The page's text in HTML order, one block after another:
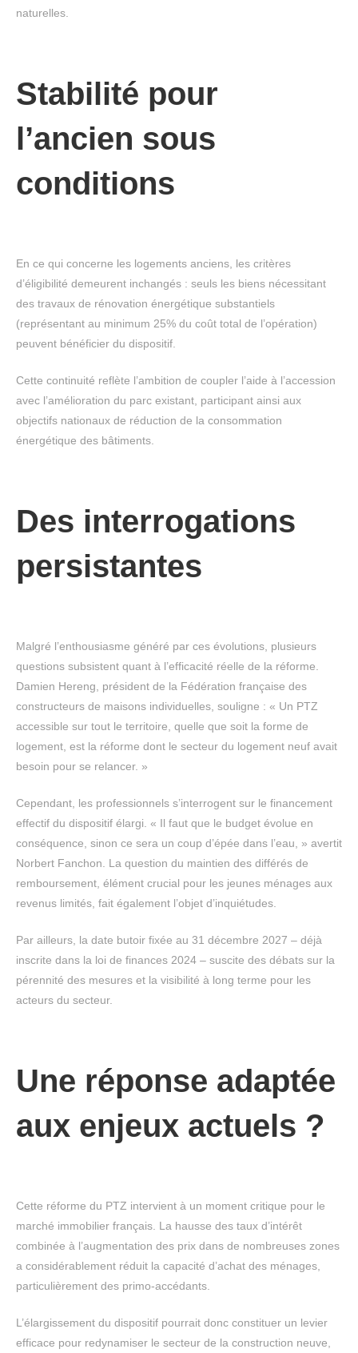
naturelles.
Stabilité pour
l’ancien sous
conditions
En ce qui concerne les logements anciens, les critères
d’éligibilité demeurent inchangés : seuls les biens nécessitant
des travaux de rénovation énergétique substantiels
(représentant au minimum 25% du coût total de l’opération)
peuvent bénéficier du dispositif.
Cette continuité reflète l’ambition de coupler l’aide à l’accession
avec l’amélioration du parc existant, participant ainsi aux
objectifs nationaux de réduction de la consommation
énergétique des bâtiments.
Des interrogations
persistantes
Malgré l’enthousiasme généré par ces évolutions, plusieurs
questions subsistent quant à l’efficacité réelle de la réforme.
Damien Hereng, président de la Fédération française des
constructeurs de maisons individuelles, souligne : « Un PTZ
accessible sur tout le territoire, quelle que soit la forme de
logement, est la réforme dont le secteur du logement neuf avait
besoin pour se relancer. »
Cependant, les professionnels s’interrogent sur le financement
effectif du dispositif élargi. « Il faut que le budget évolue en
conséquence, sinon ce sera un coup d’épée dans l’eau, » avertit
Norbert Fanchon. La question du maintien des différés de
remboursement, élément crucial pour les jeunes ménages aux
revenus limités, fait également l’objet d’inquiétudes.
Par ailleurs, la date butoir fixée au 31 décembre 2027 – déjà
inscrite dans la loi de finances 2024 – suscite des débats sur la
pérennité des mesures et la visibilité à long terme pour les
acteurs du secteur.
Une réponse adaptée
aux enjeux actuels ?
Cette réforme du PTZ intervient à un moment critique pour le
marché immobilier français. La hausse des taux d’intérêt
combinée à l’augmentation des prix dans de nombreuses zones
a considérablement réduit la capacité d’achat des ménages,
particulièrement des primo-accédants.
L’élargissement du dispositif pourrait donc constituer un levier
efficace pour redynamiser le secteur de la construction neuve,